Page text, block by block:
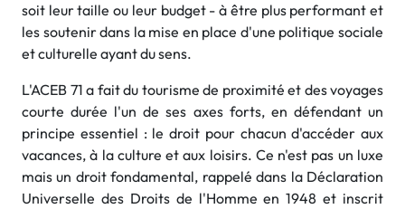
soit leur taille ou leur budget - à être plus performant et
les soutenir dans la mise en place d'une politique sociale
et culturelle ayant du sens.
L'ACEB 71 a fait du tourisme de proximité et des voyages
courte durée l'un de ses axes forts, en défendant un
principe essentiel : le droit pour chacun d'accéder aux
vacances, à la culture et aux loisirs. Ce n'est pas un luxe
mais un droit fondamental, rappelé dans la Déclaration
Universelle des Droits de l'Homme en 1948 et inscrit